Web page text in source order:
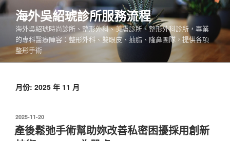
跳
至
內
海外吳紹琥診所服務流程
海外吳紹琥時尚診所、整形外科、美膚診所、整形外科診所，專業
的專科醫療陣容：整形外科、雙眼皮、抽脂、隆鼻團隊，提供各項
整形手術
月份: 2025 年 11 月
發
佈
於
2025-11-20
產後鬆弛手術幫助妳改善私密困擾採用創新